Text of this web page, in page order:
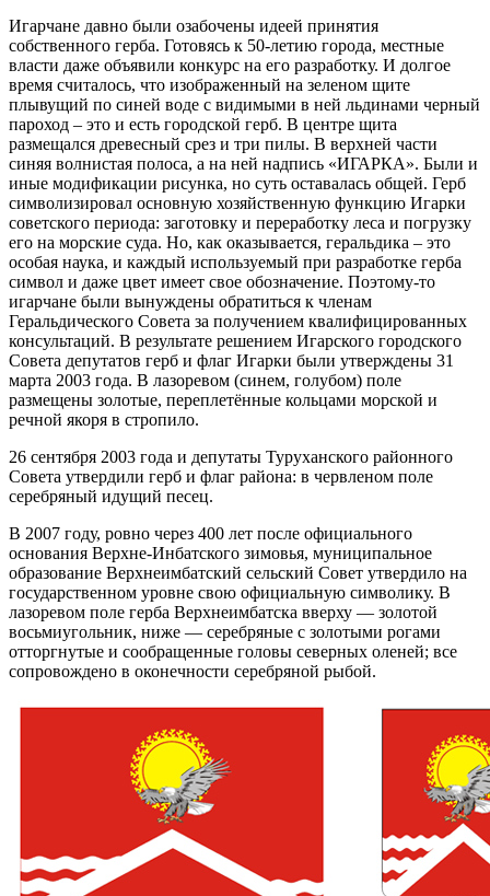
Игарчане давно были озабочены идеей принятия
собственного герба. Готовясь к 50-летию города, местные
власти даже объявили конкурс на его разработку. И долгое
время считалось, что изображенный на зеленом щите
плывущий по синей воде с видимыми в ней льдинами черный
пароход – это и есть городской герб. В центре щита
размещался древесный срез и три пилы. В верхней части
синяя волнистая полоса, а на ней надпись «ИГАРКА». Были и
иные модификации рисунка, но суть оставалась общей. Герб
символизировал основную хозяйственную функцию Игарки
советского периода: заготовку и переработку леса и погрузку
его на морские суда. Но, как оказывается, геральдика – это
особая наука, и каждый используемый при разработке герба
символ и даже цвет имеет свое обозначение. Поэтому-то
игарчане были вынуждены обратиться к членам
Геральдического Совета за получением квалифицированных
консультаций. В результате решением Игарского городского
Совета депутатов герб и флаг Игарки были утверждены 31
марта 2003 года. В лазоревом (синем, голубом) поле
размещены золотые, переплетённые кольцами морской и
речной якоря в стропило.
26 сентября 2003 года и депутаты Туруханского районного
Совета утвердили герб и флаг района: в червленом поле
серебряный идущий песец.
В 2007 году, ровно через 400 лет после официального
основания Верхне-Инбатского зимовья, муниципальное
образование Верхнеимбатский сельский Совет утвердило на
государственном уровне свою официальную символику. В
лазоревом поле герба Верхнеимбатска вверху — золотой
восьмиугольник, ниже — серебряные с золотыми рогами
отторгнутые и сообращенные головы северных оленей; все
сопровождено в оконечности серебряной рыбой.